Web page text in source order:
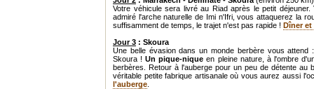
Votre véhicule sera livré au Riad après le petit
admiré l'arche naturelle de Imi n'Ifri, vous attaquerez la
suffisamment de temps, le trajet n'est pas rapide ! Dîner et
Jour 3 : Skoura
Une belle évasion dans un monde berbère vous
Skoura !Un pique-nique en pleine nature, à l'ombre
berbères. Retour à l'auberge pour un peu de détente au
véritable petite fabrique artisanale où vous aurez aussi
l'auberge